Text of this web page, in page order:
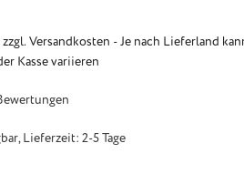
Versandkosten - Je nach Lieferland
Kasse variieren
von 5 von 5 Sternen
Lieferzeit: 2-5 Tage